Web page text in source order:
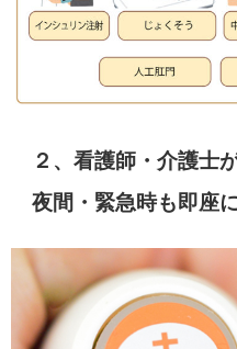
２、看護師・介護士
夜間・緊急時も即座